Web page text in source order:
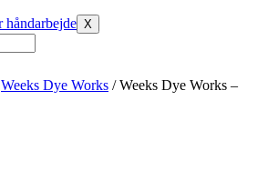
X
Weeks Dye Works / Weeks Dye Works –